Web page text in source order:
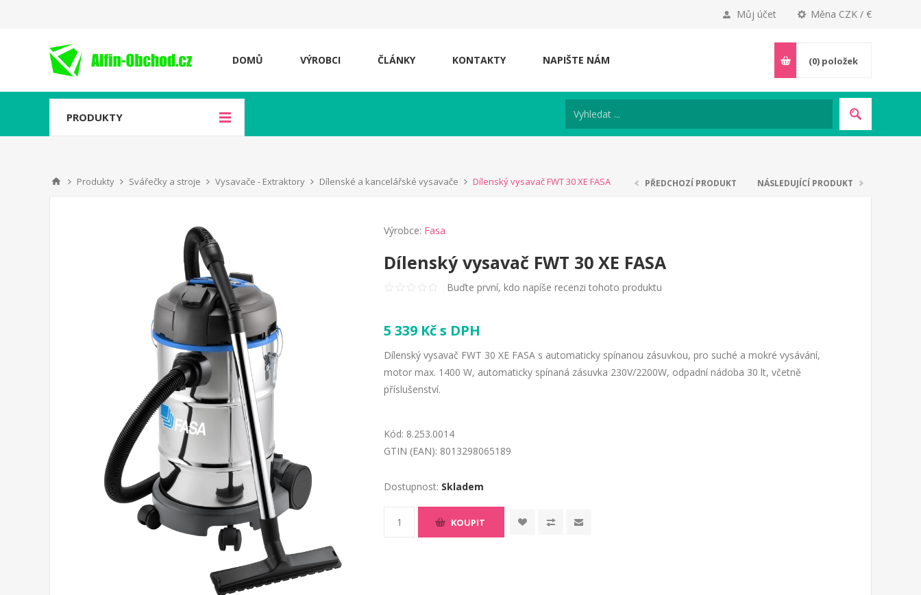
Měna CZK / €
Můj účet
DOMŮ VÝROBCI ČLÁNKY KONTAKTY NAPIŠTE NÁM (0) položek
PRODUKTY
Produkty Svářečky a stroje Vysavače - Extraktory Dílenské a kancelářské vysavače Dílenský vysavač FWT 30 XE FASA PŘEDCHOZÍ PRODUKT NÁSLEDUJÍCÍ PRODUKT
Výrobce: Fasa
Dílenský vysavač FWT 30 XE FASA
Buďte první, kdo napíše recenzi tohoto produktu
5 339 Kč s DPH
Dílenský vysavač FWT 30 XE FASA s automaticky spínanou zásuvkou, pro suché a mokré vysávání,
motor max. 1400 W, automaticky spínaná zásuvka 230V/2200W, odpadní nádoba 30 lt, včetně
příslušenství.
Kód: 8.253.0014
GTIN (EAN): 8013298065189
Dostupnost: Skladem
KOUPIT